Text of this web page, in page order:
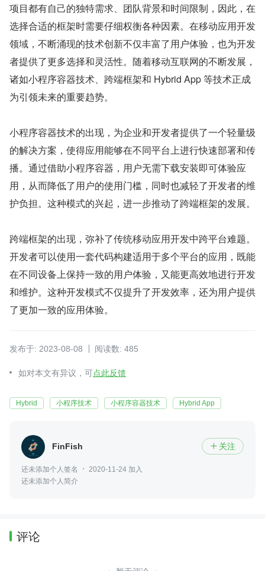
项目都有自己的独特需求、团队背景和时间限制，因此，在
选择合适的框架时需要仔细权衡各种因素。在移动应用开发
领域，不断涌现的技术创新不仅丰富了用户体验，也为开发
者提供了更多选择和灵活性。随着移动互联网的不断发展，
诸如小程序容器技术、跨端框架和 Hybrid App 等技术正成
为引领未来的重要趋势。
小程序容器技术的出现，为企业和开发者提供了一个轻量级
的解决方案，使得应用能够在不同平台上进行快速部署和传
播。通过借助小程序容器，用户无需下载安装即可体验应
用，从而降低了用户的使用门槛，同时也减轻了开发者的维
护负担。这种模式的兴起，进一步推动了跨端框架的发展。
跨端框架的出现，弥补了传统移动应用开发中跨平台难题。
开发者可以使用一套代码构建适用于多个平台的应用，既能
在不同设备上保持一致的用户体验，又能更高效地进行开发
和维护。这种开发模式不仅提升了开发效率，还为用户提供
了更加一致的应用体验。
发布于: 2023-08-08 阅读数: 485
如对本文有异议，可点此反馈
Hybrid 小程序技术 小程序容器技术 Hybrid App
FinFish  关注
还未添加个人签名
2020-11-24 加入
还未添加个人简介
评论